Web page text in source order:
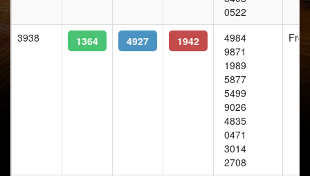
0522
3938 1364 4927 1942
4984
9871
1989
5877
5499
9026
4835
0471
3014
2708